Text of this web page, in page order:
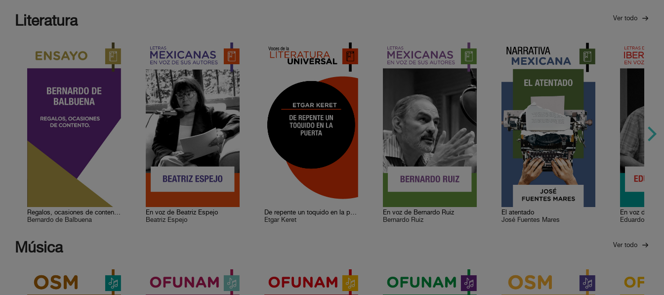
Literatura Ver todo
Regalos, ocasiones de contento. Bernardo de Balbuena
Bernardo de Balbuena
En voz de Beatriz Espejo
Beatriz Espejo
De repente un toquido en la puerta
Etgar Keret
En voz de Bernardo Ruiz
Bernardo Ruiz
El atentado
José Fuentes Mares
En voz de
Eduardo
Música Ver todo